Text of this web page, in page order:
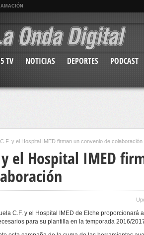
TV NOTICIAS DEPORTES PODCAST
y el Hospital IMED firman un convenio de colaboración
el Hospital IMED
C.F. y el Hospital IMED de Elche proporcionará
para su plantilla en la temporada 2016/